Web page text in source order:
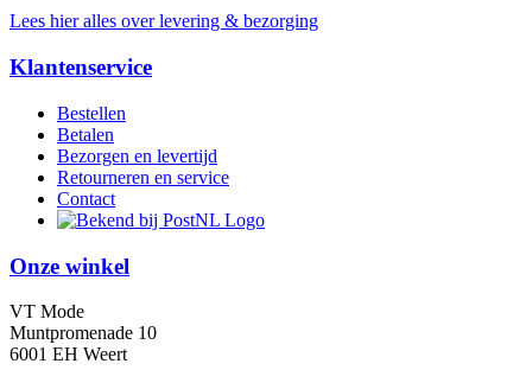
Lees hier alles over levering & bezorging
Klantenservice
Bestellen
Betalen
Bezorgen en levertijd
Retourneren en service
Contact
Onze winkel
VT Mode
Muntpromenade 10
6001 EH Weert